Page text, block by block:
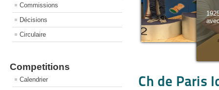
Commissions
Décisions
Circulaire
Competitions
Calendrier
Ch de Paris